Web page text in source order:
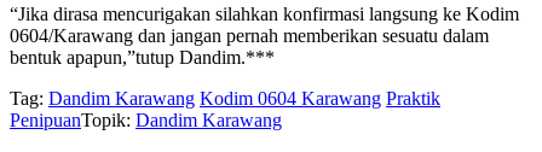
“Jika dirasa mencurigakan silahkan konfirmasi langsung ke Kodim
0604/Karawang dan jangan pernah memberikan sesuatu dalam
bentuk apapun,”tutup Dandim.***
Tag: Dandim Karawang Kodim 0604 Karawang Praktik
PenipuanTopik: Dandim Karawang